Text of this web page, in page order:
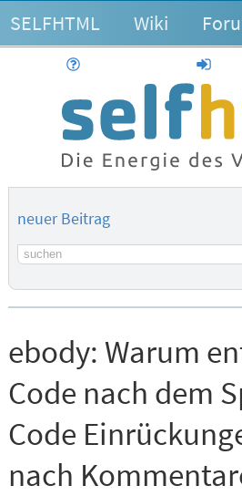
SELFHTML Wiki
neuer Beitrag
Suchbegriff
ebody: Warum
Code nach dem
Code
nach